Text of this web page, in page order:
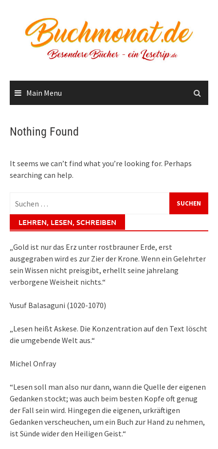
content
Main Menu
Nothing Found
It seems we can’t find what you’re looking for. Perhaps
searching can help.
nach:
LEHREN, LESEN, SCHREIBEN
„Gold ist nur das Erz unter rostbrauner Erde, erst
ausgegraben wird es zur Zier der Krone. Wenn ein Gelehrter
sein Wissen nicht preisgibt, erhellt seine jahrelang
verborgene Weisheit nichts.“
Yusuf Balasaguni (1020-1070)
„Lesen heißt Askese. Die Konzentration auf den Text löscht
die umgebende Welt aus.“
Michel Onfray
“Lesen soll man also nur dann, wann die Quelle der eigenen
Gedanken stockt; was auch beim besten Kopfe oft genug
der Fall sein wird. Hingegen die eigenen, urkräftigen
Gedanken verscheuchen, um ein Buch zur Hand zu nehmen,
ist Sünde wider den Heiligen Geist.“